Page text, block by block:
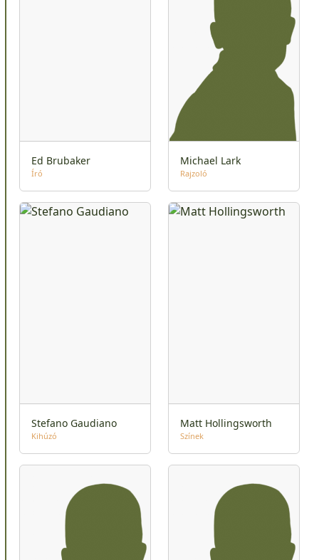
Ed Brubaker
Író
Michael Lark
Rajzoló
Stefano Gaudiano
Kihúzó
Matt Hollingsworth
Színek